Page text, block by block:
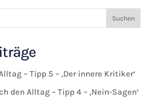
– Tipp 5 – ‚Der innere Kritiker‘
den Alltag – Tipp 4 – ‚Nein-Sagen‘